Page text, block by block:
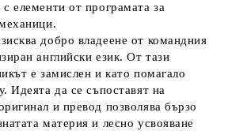
елементи от програмата за
добро владеене от командния
английски език. От тази
е замислен и като помагало
Идеята да се съпоставят на
и превод позволява бързо
материя и лесно усвояване